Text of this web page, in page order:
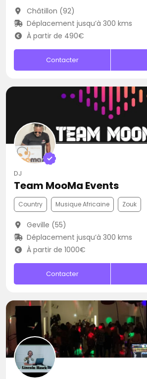
Châtillon (92)
Déplacement jusqu’à 300 kms
À partir de 490€
Contacter
DJ
Team MooMa Events
Country Musique Africaine Zouk
Geville (55)
Déplacement jusqu’à 300 kms
À partir de 1000€
Contacter